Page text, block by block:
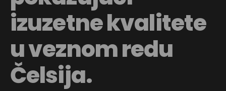
izuzetne kvalitete
u veznom redu
Čelsija.